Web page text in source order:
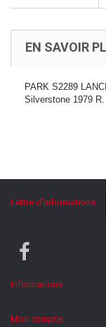
EN SAVOIR
PARK S2289
Silverstone 1979
Lettre d'informations
Informations
Mon compte